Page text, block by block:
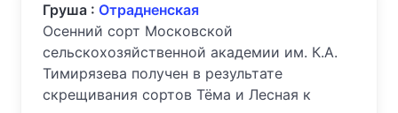
Груша : Отрадненская
Осенний сорт Московской
сельскохозяйственной академии им. К.А.
Тимирязева получен в результате
скрещивания сортов Тёма и Лесная к